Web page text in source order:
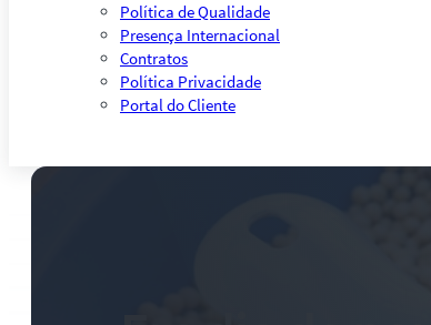
Política de Qualidade
Presença Internacional
Contratos
Política Privacidade
Portal do Cliente